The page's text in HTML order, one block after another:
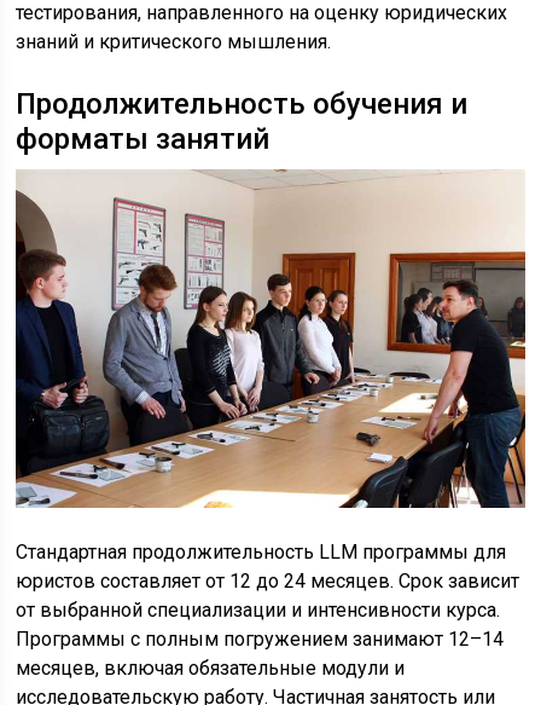
тестирования, направленного на оценку юридических
знаний и критического мышления.
Продолжительность обучения и
форматы занятий
Стандартная продолжительность LLM программы для
юристов составляет от 12 до 24 месяцев. Срок зависит
от выбранной специализации и интенсивности курса.
Программы с полным погружением занимают 12–14
месяцев, включая обязательные модули и
исследовательскую работу. Частичная занятость или